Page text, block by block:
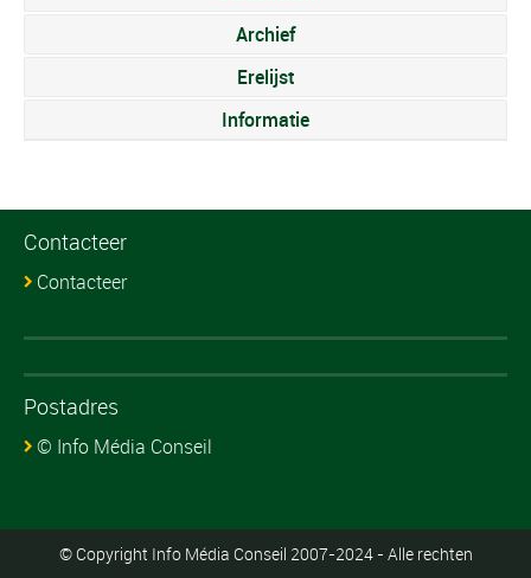
Archief
Erelijst
Informatie
Contacteer
Contacteer
Postadres
© Info Média Conseil
© Copyright Info Média Conseil 2007-2024 - Alle rechten